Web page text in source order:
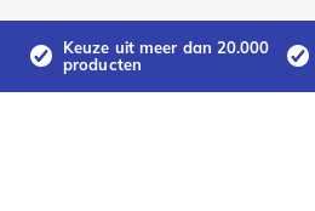
Keuze uit meer dan 20.000
producten